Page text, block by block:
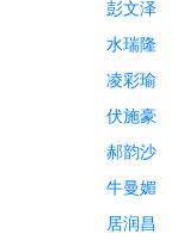
彭文泽
水瑞隆
凌彩瑜
伏施豪
郝韵沙
牛曼媚
居润昌